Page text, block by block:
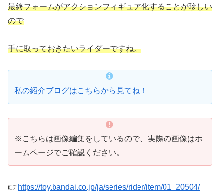
最終フォームがアクションフィギュア化することが珍しい
ので
手に取っておきたいライダーですね。
私の紹介ブログはこちらから見てね！
※こちらは画像編集をしているので、実際の画像はホ
ームページでご確認ください。
👉https://toy.bandai.co.jp/ja/series/rider/item/01_20504/